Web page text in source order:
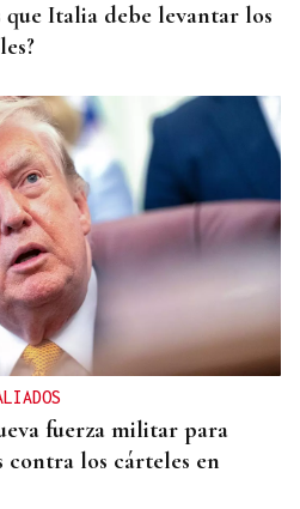
que Italia debe levantar los
fuerza militar para
los cárteles en